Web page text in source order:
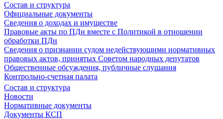
Состав и структура
Официальные документы
Сведения о доходах и имуществе
Правовые акты по ПДн вместе с Политикой в отношении
обработки ПДн
Сведения о признании судом недействующими нормативных
правовых актов, принятых Советом народных депутатов
Общественные обсуждения, публичные слушания
Контрольно-счетная палата
Состав и структура
Новости
Нормативные документы
Документы КСП